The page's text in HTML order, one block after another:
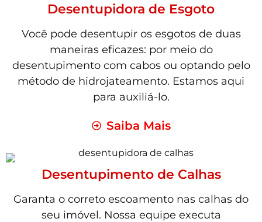
Desentupidora de Esgoto
Você pode desentupir os esgotos de duas
maneiras eficazes: por meio do
desentupimento com cabos ou optando pelo
método de hidrojateamento. Estamos aqui
para auxiliá-lo.
Saiba Mais
Desentupimento de Calhas
Garanta o correto escoamento nas calhas do
seu imóvel. Nossa equipe executa